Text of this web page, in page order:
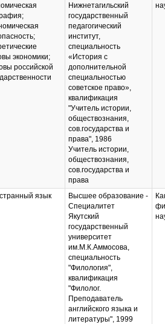
экономики;
российской
Нижнетагильский
государственный
педагогический
институт,
специальность
«История с
дополнительной
специальностью
советское право»,
квалификация
"Учитель истории,
обществознания,
сов.государства и
права", 1986
Учитель истории,
обществознания,
сов.государства и
права
язык
Высшее образование -
Специалитет
Якутский
государственный
университет
им.М.К.Аммосова,
специальность
"Филология",
квалификация
"Филолог.
Преподаватель
английского языка и
литературы", 1999